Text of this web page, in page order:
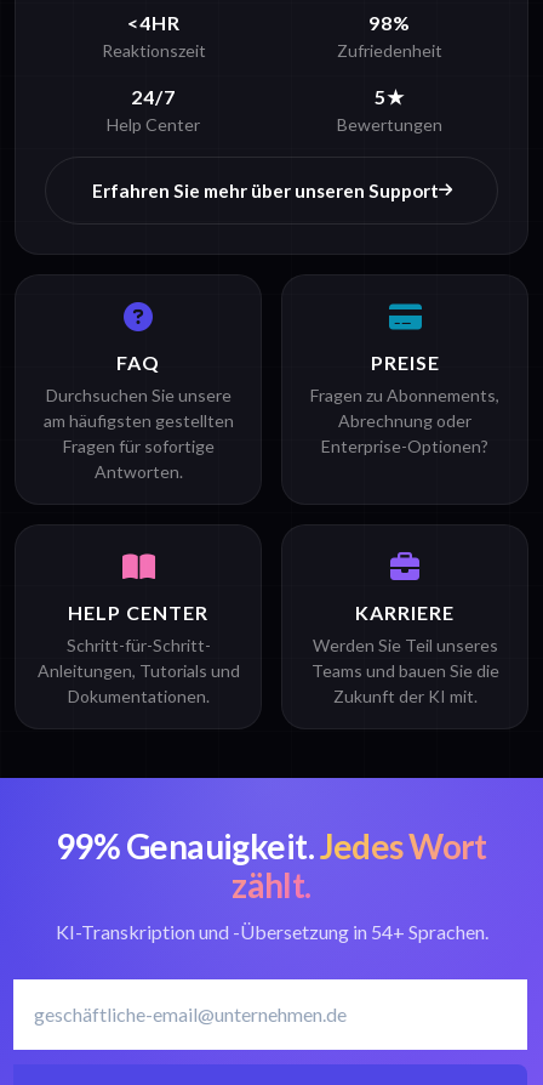
<4HR
Reaktionszeit
98%
Zufriedenheit
24/7
Help Center
5★
Bewertungen
Erfahren Sie mehr über unseren Support
FAQ
Durchsuchen Sie unsere
am häufigsten gestellten
Fragen für sofortige
Antworten.
PREISE
Fragen zu Abonnements,
Abrechnung oder
Enterprise-Optionen?
HELP CENTER
Schritt-für-Schritt-
Anleitungen, Tutorials und
Dokumentationen.
KARRIERE
Werden Sie Teil unseres
Teams und bauen Sie die
Zukunft der KI mit.
99% Genauigkeit.Jedes Wort
zählt.
KI-Transkription und -Übersetzung in 54+ Sprachen.